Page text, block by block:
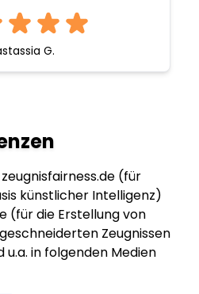
G.
(für
künstlicher Intelligenz)
(für die Erstellung von
Zeugnissen
in folgenden Medien